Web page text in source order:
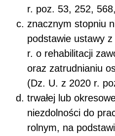
r. poz. 53, 252,
znacznym stopniu
podstawie ustawy
r. o rehabilitacji
oraz zatrudnianiu
(Dz. U. z 2020 r.
trwałej lub
niezdolności do
rolnym, na